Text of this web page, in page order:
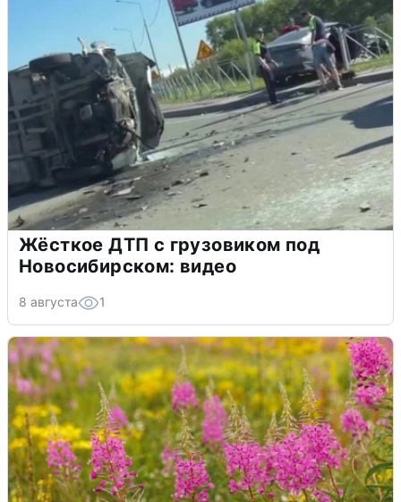
Жёсткое ДТП с грузовиком под
Новосибирском: видео
8 августа 1